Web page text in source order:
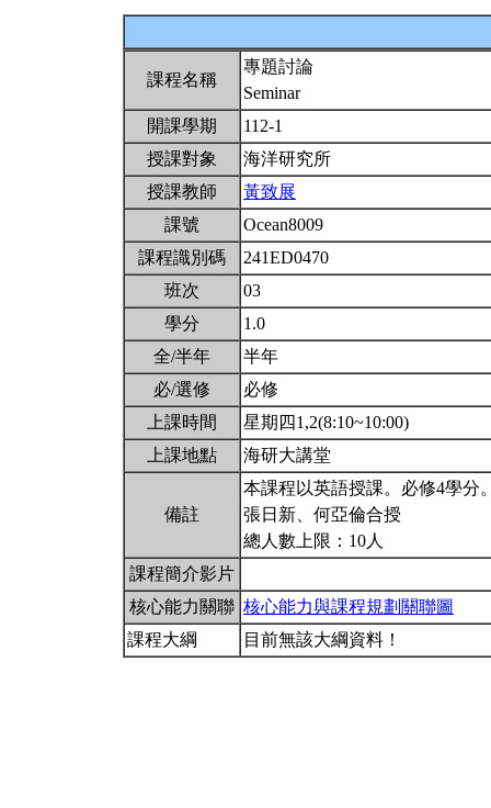
課程名稱
專題討論
Seminar
開課學期
112-1
授課對象
海洋研究所
授課教師
黃致展
課號
Ocean8009
課程識別碼
241ED0470
班次
03
學分
1.0
全/半年
半年
必/選修
必修
上課時間
星期四1,2(8:10~10:00)
上課地點
海研大講堂
備註
本課程以英語授課。必修4學分
張日新、何亞倫合授
總人數上限：10人
課程簡介影片
核心能力關聯 核心能力與課程規劃關聯圖
課程大綱
目前無該大綱資料！